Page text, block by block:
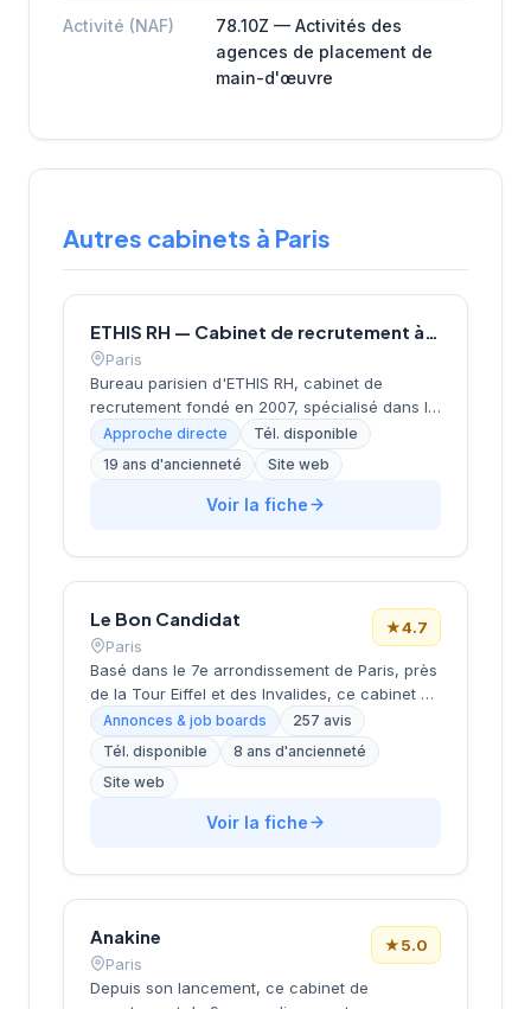
Activité (NAF)
78.10Z — Activités des
agences de placement de
main-d'œuvre
Autres cabinets à Paris
Paris
Bureau parisien d'ETHIS RH, cabinet de
recrutement fondé en 2007, spécialisé dans le
conseil en ressources humaines, le
recrutement de cadres et dirigeants, le
coaching et l'outplacement. Situé au 16 rue de
Monceau dans le 8e arrondissement de Paris,
Approche directe
Tél. disponible
19 ans d'ancienneté
Site web
Voir la fiche
Le Bon Candidat
Paris
★4.7
Basé dans le 7e arrondissement de Paris, près
de la Tour Eiffel et des Invalides, ce cabinet de
recrutement bénéficie d'une localisation
prestigieuse au cœur de la capitale. Installé
rue de Bellechasse, il accompagne les
entreprises dans leurs recrutements avec une
approche personnalisée. La structure affiche
prestations de conseil en recrutement.
Annonces & job boards
257 avis
Tél. disponible
8 ans d'ancienneté
Site web
Voir la fiche
Anakine
Paris
★5.0
Depuis son lancement, ce cabinet de